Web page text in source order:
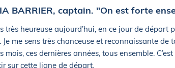
BARRIER, captain. "On est forte
très heureuse aujourd’hui, en ce jour de départ
Je me sens très chanceuse et reconnaissante
mois, ces dernières années, tous ensemble.
sur cette ligne de départ.